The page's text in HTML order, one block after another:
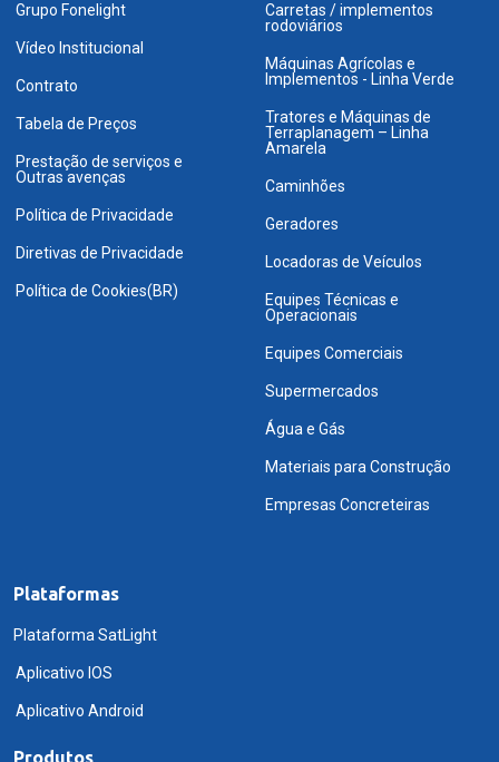
Grupo Fonelight
Vídeo Institucional
Contrato
Tabela de Preços
Prestação de serviços e
Outras avenças
Política de Privacidade
Diretivas de Privacidade
Política de Cookies(BR)
Carretas / implementos
rodoviários
Máquinas Agrícolas e
Implementos - Linha Verde
Tratores e Máquinas de
Terraplanagem – Linha
Amarela
Caminhões
Geradores
Locadoras de Veículos
Equipes Técnicas e
Operacionais
Equipes Comerciais
Supermercados
Água e Gás
Materiais para Construção
Empresas Concreteiras
Plataformas
Plataforma SatLight
Aplicativo IOS
Aplicativo Android
Produtos